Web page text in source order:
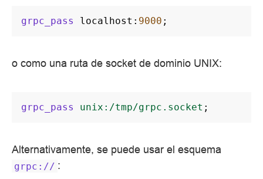
grpc_pass localhost : 9000 ;
o como una ruta de socket de dominio UNIX:
grpc_pass unix:/tmp/grpc.socket ;
Alternativamente, se puede usar el esquema
grpc:// :